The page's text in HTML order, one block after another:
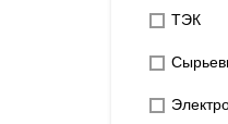
ТЭК